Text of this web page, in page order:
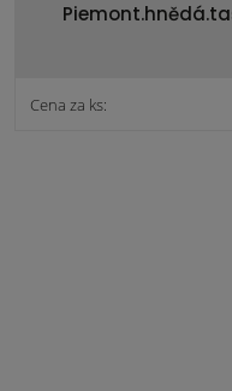
Cena za ks: